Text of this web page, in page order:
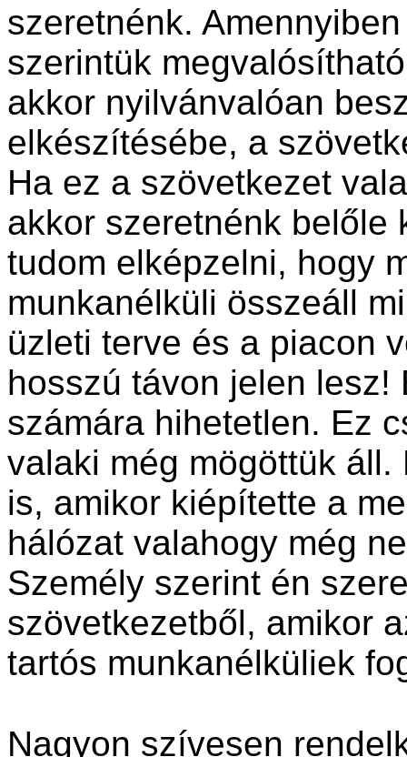
szeretnénk.
szerintük
akkor nyil­vánvalóan
elkészítésébe, a
Ha ez a szövetkezet
akkor szeretnénk belőle
tudom elképzelni, hogy
munkanélküli összeáll
üzleti terve és a piacon
hosszú távon jelen lesz!
számára hihetetlen. Ez
valaki még mögöttük
is, ami­kor kiépítette a
hálózat vala­hogy még
Személy szerint én
szövetkezetből, amikor
tartós munkanélküliek
Nagyon szívesen